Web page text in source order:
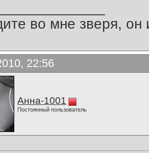
во мне зверя, он
22:56
Анна-1001
Постоянный пользователь